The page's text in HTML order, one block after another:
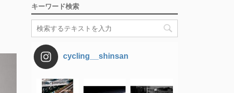
キーワード検索
cycling__shinsan